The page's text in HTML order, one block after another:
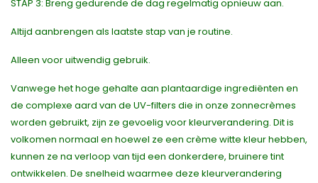
STAP 3: Breng gedurende de dag regelmatig opnieuw aan.
Altijd aanbrengen als laatste stap van je routine.
Alleen voor uitwendig gebruik.
Vanwege het hoge gehalte aan plantaardige ingrediënten en
de complexe aard van de UV-filters die in onze zonnecrèmes
worden gebruikt, zijn ze gevoelig voor kleurverandering. Dit is
volkomen normaal en hoewel ze een crème witte kleur hebben,
kunnen ze na verloop van tijd een donkerdere, bruinere tint
ontwikkelen. De snelheid waarmee deze kleurverandering